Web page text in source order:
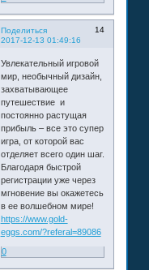
Поделиться
14
2017-12-13 01:49:16
Увлекательный игровой
мир, необычный дизайн,
захватывающее
путешествие и
постоянно растущая
прибыль – все это супер
игра, от которой вас
отделяет всего один шаг.
Благодаря быстрой
регистрации уже через
мгновение вы окажетесь
в ее волшебном мире!
https://www.gold-
eggs.com/?referal=89086
0